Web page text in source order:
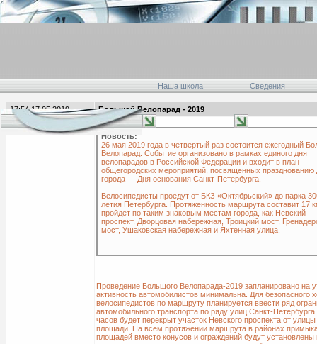
Наша школа Сведения
17:54 17.05.2019
Большой Велопарад - 2019
Новость:
26 мая 2019 года в четвертый раз состоится ежегодный
Велопарад. Событие организовано в рамках единого дня
велопарадов в Российской Федерации и входит в план
общегородских мероприятий, посвященных празднованию
города — Дня основания Санкт-Петербурга.
Велосипедисты проедут от БКЗ «Октябрьский» до парка
летия Петербурга. Протяженность маршрута составит 17
пройдет по таким знаковым местам города, как Невский
проспект, Дворцовая набережная, Троицкий мост,
мост, Ушаковская набережная и Яхтенная улица.
Проведение Большого Велопарада-2019 запланировано на
активность автомобилистов минимальна. Для безопасного
велосипедистов по маршруту планируется ввести ряд
автомобильного транспорта по ряду улиц Санкт-
часов будет перекрыт участок Невского проспекта от
площади. На всем протяжении маршрута в районах
площадей вместо конусов и ограждений будут установлены